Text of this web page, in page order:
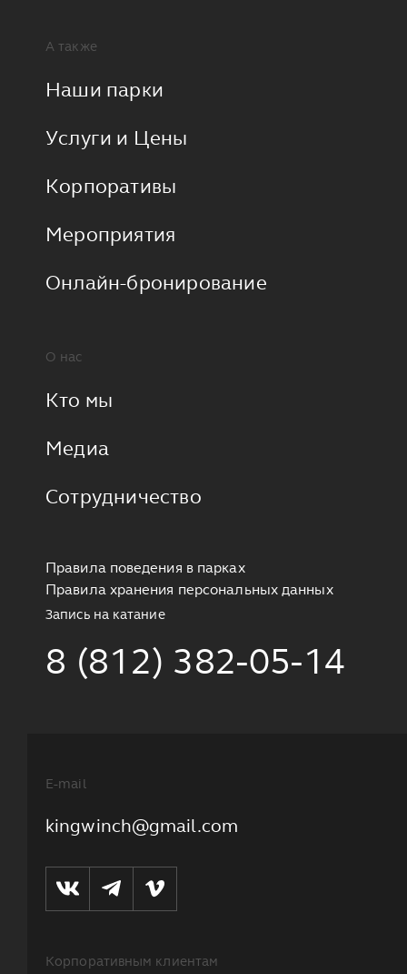
А также
Наши парки
Услуги и Цены
Корпоративы
Мероприятия
Онлайн-бронирование
О нас
Кто мы
Медиа
Сотрудничество
Правила поведения в парках
Правила хранения персональных данных
Запись на катание
8 (812) 382-05-14
E-mail
kingwinch@gmail.com
Корпоративным клиентам